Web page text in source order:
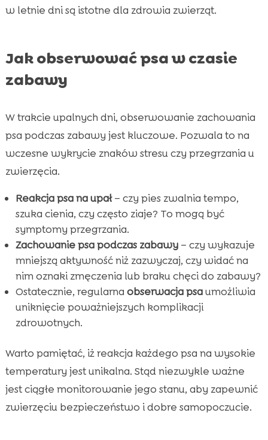
w letnie dni są istotne dla zdrowia zwierząt.
Jak obserwować psa w czasie
zabawy
W trakcie upalnych dni, obserwowanie zachowania
psa podczas zabawy jest kluczowe. Pozwala to na
wczesne wykrycie znaków stresu czy przegrzania u
zwierzęcia.
Reakcja psa na upał– czy pies zwalnia tempo,
szuka cienia, czy często ziaje? To mogą być
symptomy przegrzania.
Zachowanie psa podczas zabawy– czy wykazuje
mniejszą aktywność niż zazwyczaj, czy widać na
nim oznaki zmęczenia lub braku chęci do zabawy?
Ostatecznie, regularna obserwacja psaumożliwia
uniknięcie poważniejszych komplikacji
zdrowotnych.
Warto pamiętać, iż reakcja każdego psa na wysokie
temperatury jest unikalna. Stąd niezwykle ważne
jest ciągłe monitorowanie jego stanu, aby zapewnić
zwierzęciu bezpieczeństwo i dobre samopoczucie.